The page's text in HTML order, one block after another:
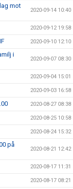
mot
2020-09-14 10:40
2020-09-12 19:58
2020-09-10 12:10
i
2020-09-07 08:30
2020-09-04 15:01
2020-09-03 16:58
2020-08-27 08:38
2020-08-25 10:58
2020-08-24 15:32
på
2020-08-21 12:42
2020-08-17 11:31
2020-08-17 08:21